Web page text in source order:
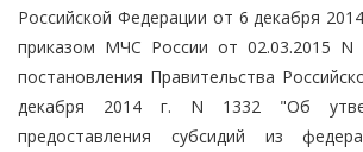
Российской Федерации от 6 декабря
приказом МЧС России от 02.03.2015 N
постановления Правительства
декабря 2014 г. N 1332 "Об
предоставления субсидий из